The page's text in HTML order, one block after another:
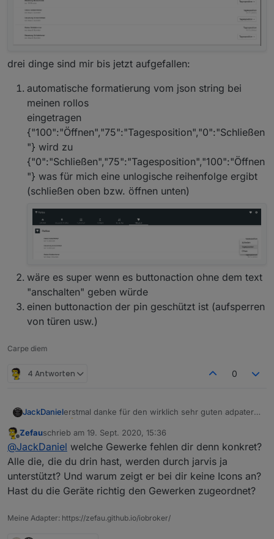
drei dinge sind mir bis jetzt aufgefallen:
automatische formatierung vom json string bei
meinen rollos
eingetragen
{"100":"Öffnen","75":"Tagesposition","0":"Schließen
"} wird zu
{"0":"Schließen","75":"Tagesposition","100":"Öffnen
"} was für mich eine unlogische reihenfolge ergibt
(schließen oben bzw. öffnen unten)
wäre es super wenn es buttonaction ohne dem text
"anschalten" geben würde
einen buttonaction der pin geschützt ist (aufsperren
von türen usw.)
Carpe diem
4 Antworten 0
JackDanielerstmal danke für den wirklich sehr guten adpater
ich hab meine vis jetzt mal so aufgebaut, haupseite
und dann für jedes gewerk eine seite (fehlen leider
noch sehr viele ;) )
hauptseite
automatische formatierung vom json string bei
meinen rollos
eingetragen
{"100":"Öffnen","75":"Tagesposition","0":"Schli
eßen"} wird zu
{"0":"Schließen","75":"Tagesposition","100":"Ö
reihenfolge ergibt (schließen oben bzw.
Offline
Zefauschrieb am 19. Sept. 2020, 15:36
zuletzt editiert von
@JackDaniel welche Gewerke fehlen dir denn konkret?
Alle die, die du drin hast, werden durch jarvis ja
unterstützt? Und warum zeigt er bei dir keine Icons an?
Hast du die Geräte richtig den Gewerken zugeordnet?
Meine Adapter: https://zefau.github.io/iobroker/